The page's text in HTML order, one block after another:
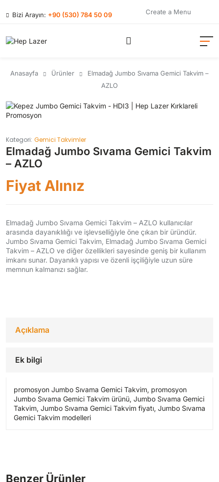
Bizi Arayın: +90 (530) 784 50 09 Create a Menu
Anasayfa Ürünler
Elmadağ Jumbo Sıvama Gemici Takvim –
AZLO
Kategori: Gemici Takvimler
Elmadağ Jumbo Sıvama Gemici Takvim
– AZLO
Fiyat Alınız
Elmadağ Jumbo Sıvama Gemici Takvim – AZLO kullanıcılar
arasında dayanıklılığı ve işlevselliğiyle öne çıkan bir üründür.
Jumbo Sıvama Gemici Takvim, Elmadağ Jumbo Sıvama Gemici
Takvim – AZLO ve diğer özellikleri sayesinde geniş bir kullanım
imkanı sunar. Dayanıklı yapısı ve özenli işçiliğiyle uzun süre
memnun kalmanızı sağlar.
Açıklama
Ek bilgi
promosyon Jumbo Sıvama Gemici Takvim, promosyon
Jumbo Sıvama Gemici Takvim ürünü, Jumbo Sıvama Gemici
Takvim, Jumbo Sıvama Gemici Takvim fiyatı, Jumbo Sıvama
Gemici Takvim modelleri